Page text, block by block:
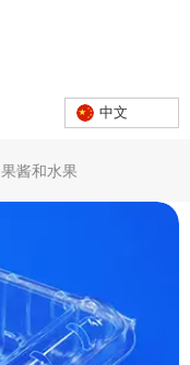
中文
果酱和水果